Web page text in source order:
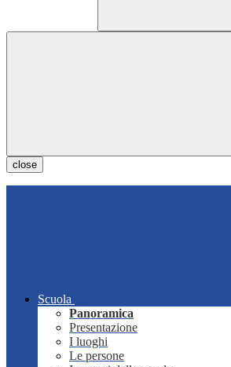
close
Scuola
Panoramica
Presentazione
I luoghi
Le persone